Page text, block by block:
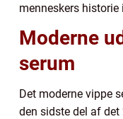
menneskers historie
Moderne
serum
Det moderne vippe
den sidste del af